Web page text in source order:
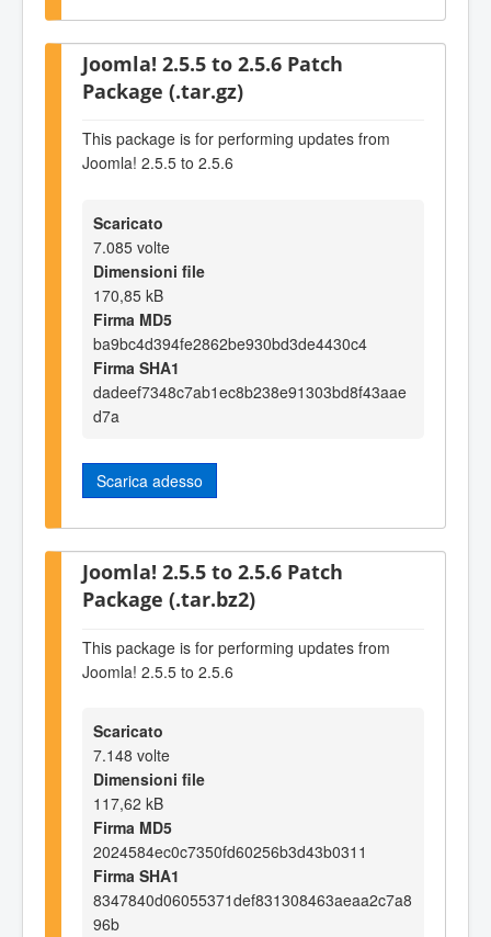
Joomla! 2.5.5 to 2.5.6 Patch
Package (.tar.gz)
This package is for performing updates from
Joomla! 2.5.5 to 2.5.6
Scaricato
7.085 volte
Dimensioni file
170,85 kB
Firma MD5
ba9bc4d394fe2862be930bd3de4430c4
Firma SHA1
dadeef7348c7ab1ec8b238e91303bd8f43aae
d7a
Scarica adesso
Joomla! 2.5.5 to 2.5.6 Patch
Package (.tar.bz2)
This package is for performing updates from
Joomla! 2.5.5 to 2.5.6
Scaricato
7.148 volte
Dimensioni file
117,62 kB
Firma MD5
2024584ec0c7350fd60256b3d43b0311
Firma SHA1
8347840d06055371def831308463aeaa2c7a8
96b